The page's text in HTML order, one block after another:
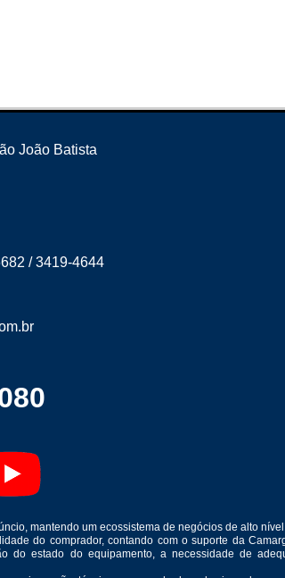
João Batista
/3419-4644
mantendo um ecossistema de negócios de alto
do comprador, contando com o suporte da
do estado do equipamento, a necessidade de